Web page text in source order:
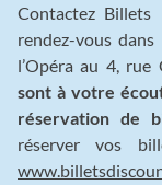
Contactez
rendez-vous
l’Opéra au 4, rue
sont à votre
réservation de
réserver vos